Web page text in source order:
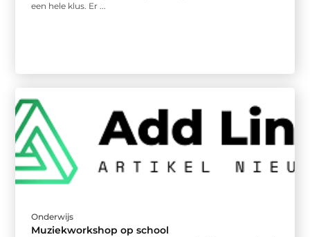
een hele klus. Er ...
Onderwijs
Muziekworkshop op school